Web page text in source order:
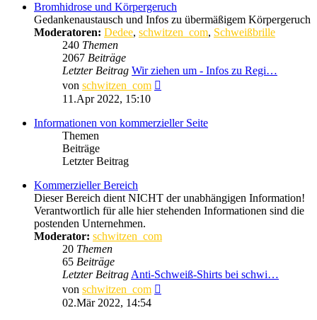
Bromhidrose und Körpergeruch
Gedankenaustausch und Infos zu übermäßigem Körpergeruch
Moderatoren: Dedee, schwitzen_com, Schweißbrille
240 Themen
2067 Beiträge
Letzter Beitrag Wir ziehen um - Infos zu Regi…
von schwitzen_com
11.Apr 2022, 15:10
Informationen von kommerzieller Seite
Themen
Beiträge
Letzter Beitrag
Kommerzieller Bereich
Dieser Bereich dient NICHT der unabhängigen Information!
Verantwortlich für alle hier stehenden Informationen sind die
postenden Unternehmen.
Moderator: schwitzen_com
20 Themen
65 Beiträge
Letzter BeitragAnti-Schweiß-Shirts bei schwi…
von schwitzen_com
02.Mär 2022, 14:54